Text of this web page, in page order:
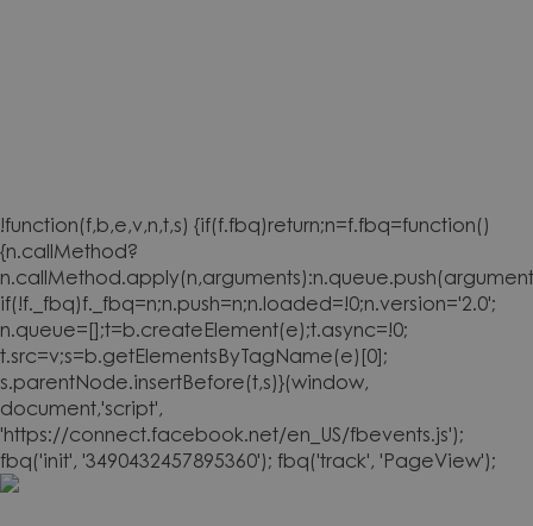
!function(f,b,e,v,n,t,s) {if(f.fbq)return;n=f.fbq=function()
{n.callMethod?
if(!f._fbq)f._fbq=n;n.push=n;n.loaded=!0;n.version='2.0';
n.queue=[];t=b.createElement(e);t.async=!0;
t.src=v;s=b.getElementsByTagName(e)[0];
s.parentNode.insertBefore(t,s)}(window,
document,'script',
'https://connect.facebook.net/en_US/fbevents.js');
fbq('init', '3490432457895360'); fbq('track', 'PageView');